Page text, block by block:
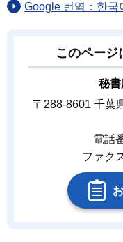
Google 번역：한국
このページ
秘
〒288-8601 千葉
電話
ファク